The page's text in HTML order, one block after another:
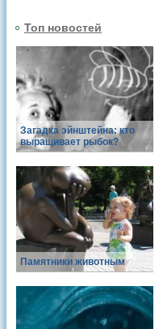
Топ новостей
Загадка эйнштейна: кто
выращивает рыбок?
Памятники животным